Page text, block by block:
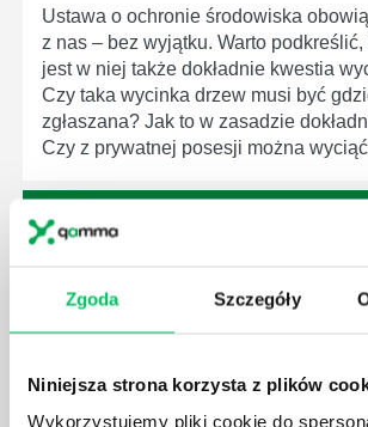
Zgoda Szczegóły
Niniejsza strona korzysta z plików
Wykorzystujemy pliki cookie do
Ustawa o ochronie środowiska
z nas – bez wyjątku. Warto
jest w niej także dokładnie kwestia
Czy taka wycinka drzew musi być
zgłaszana? Jak to w zasadzie
Czy z prywatnej posesji można
KTO EGZEKWUJE PRAWO
polega? Kogo w zasadzie